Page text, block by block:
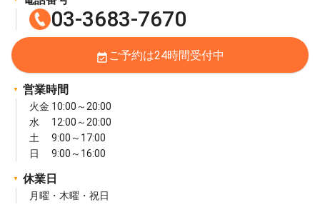
03-3683-7670
event_available ご予約は24時間受付中
営業時間
火金 10:00～20:00
水 12:00～20:00
土 9:00～17:00
日 9:00～16:00
休業日
月曜・木曜・祝日